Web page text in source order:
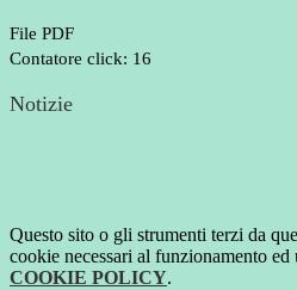
File PDF
Contatore click: 16
Notizie
Questo sito o gli strumenti terzi da
cookie necessari al funzionamento
COOKIE POLICY.